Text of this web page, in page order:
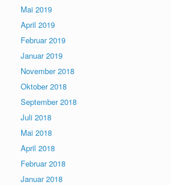
Mai 2019
April 2019
Februar 2019
Januar 2019
November 2018
Oktober 2018
September 2018
Juli 2018
Mai 2018
April 2018
Februar 2018
Januar 2018